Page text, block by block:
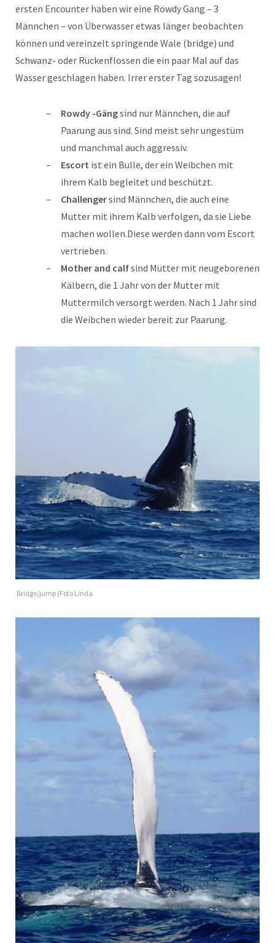
ersten Encounter haben wir eine Rowdy Gang – 3
Männchen – von Überwasser etwas länger beobachten
können und vereinzelt springende Wale (bridge) und
Schwanz- oder Rückenflossen die ein paar Mal auf das
Wasser geschlagen haben. Irrer erster Tag sozusagen!
Rowdy -Gängsind nur Männchen, die auf
Paarung aus sind. Sind meist sehr ungestüm
und manchmal auch aggressiv.
Escort ist ein Bulle, der ein Weibchen mit
ihrem Kalb begleitet und beschützt.
Challengersind Männchen, die auch eine
Mutter mit ihrem Kalb verfolgen, da sie Liebe
machen wollen.Diese werden dann vom Escort
vertrieben.
Mother and calfsind Mütter mit neugeborenen
Kälbern, die 1 Jahr von der Mutter mit
Muttermilch versorgt werden. Nach 1 Jahr sind
die Weibchen wieder bereit zur Paarung.
Bridge/jump (Foto Linda